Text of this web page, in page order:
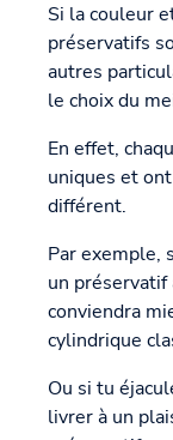
Si la couleur
préservatifs
autres
le choix du
En effet,
uniques et
différent.
Par exemple,
un
conviendra
cylindrique
Ou si tu
livrer à un